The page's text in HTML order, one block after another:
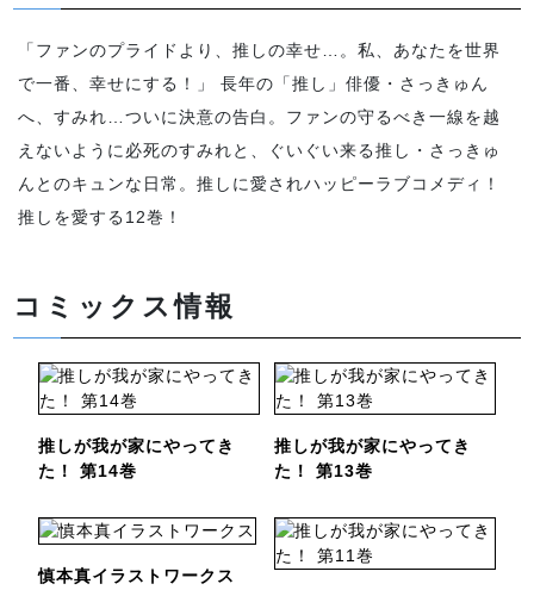
「ファンのプライドより、推しの幸せ…。私、あなたを世界
で一番、幸せにする！」 長年の「推し」俳優・さっきゅん
へ、すみれ…ついに決意の告白。ファンの守るべき一線を越
えないように必死のすみれと、ぐいぐい来る推し・さっきゅ
んとのキュンな日常。推しに愛されハッピーラブコメディ！
推しを愛する12巻！
コミックス情報
推しが我が家にやってき
た！ 第14巻
推しが我が家にやってき
た！ 第13巻
慎本真イラストワークス